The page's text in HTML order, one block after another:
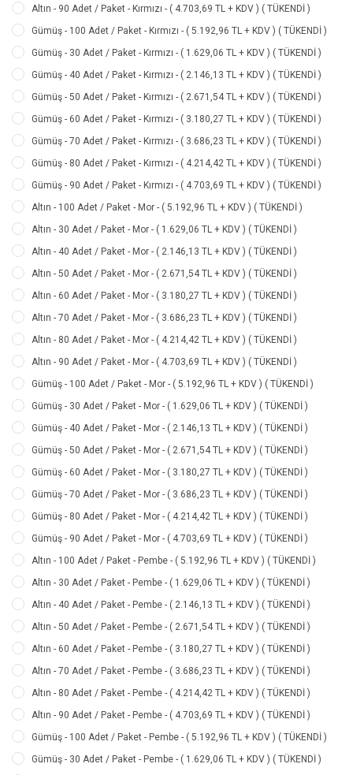
Altın - 90 Adet / Paket - Kırmızı - ( 4.703,69 TL + KDV ) ( TÜKENDİ )
Gümüş - 100 Adet / Paket - Kırmızı - ( 5.192,96 TL + KDV ) ( TÜKENDİ )
Gümüş - 30 Adet / Paket - Kırmızı - ( 1.629,06 TL + KDV ) ( TÜKENDİ )
Gümüş - 40 Adet / Paket - Kırmızı - ( 2.146,13 TL + KDV ) ( TÜKENDİ )
Gümüş - 50 Adet / Paket - Kırmızı - ( 2.671,54 TL + KDV ) ( TÜKENDİ )
Gümüş - 60 Adet / Paket - Kırmızı - ( 3.180,27 TL + KDV ) ( TÜKENDİ )
Gümüş - 70 Adet / Paket - Kırmızı - ( 3.686,23 TL + KDV ) ( TÜKENDİ )
Gümüş - 80 Adet / Paket - Kırmızı - ( 4.214,42 TL + KDV ) ( TÜKENDİ )
Gümüş - 90 Adet / Paket - Kırmızı - ( 4.703,69 TL + KDV ) ( TÜKENDİ )
Altın - 100 Adet / Paket - Mor - ( 5.192,96 TL + KDV ) ( TÜKENDİ )
Altın - 30 Adet / Paket - Mor - ( 1.629,06 TL + KDV ) ( TÜKENDİ )
Altın - 40 Adet / Paket - Mor - ( 2.146,13 TL + KDV ) ( TÜKENDİ )
Altın - 50 Adet / Paket - Mor - ( 2.671,54 TL + KDV ) ( TÜKENDİ )
Altın - 60 Adet / Paket - Mor - ( 3.180,27 TL + KDV ) ( TÜKENDİ )
Altın - 70 Adet / Paket - Mor - ( 3.686,23 TL + KDV ) ( TÜKENDİ )
Altın - 80 Adet / Paket - Mor - ( 4.214,42 TL + KDV ) ( TÜKENDİ )
Altın - 90 Adet / Paket - Mor - ( 4.703,69 TL + KDV ) ( TÜKENDİ )
Gümüş - 100 Adet / Paket - Mor - ( 5.192,96 TL + KDV ) ( TÜKENDİ )
Gümüş - 30 Adet / Paket - Mor - ( 1.629,06 TL + KDV ) ( TÜKENDİ )
Gümüş - 40 Adet / Paket - Mor - ( 2.146,13 TL + KDV ) ( TÜKENDİ )
Gümüş - 50 Adet / Paket - Mor - ( 2.671,54 TL + KDV ) ( TÜKENDİ )
Gümüş - 60 Adet / Paket - Mor - ( 3.180,27 TL + KDV ) ( TÜKENDİ )
Gümüş - 70 Adet / Paket - Mor - ( 3.686,23 TL + KDV ) ( TÜKENDİ )
Gümüş - 80 Adet / Paket - Mor - ( 4.214,42 TL + KDV ) ( TÜKENDİ )
Gümüş - 90 Adet / Paket - Mor - ( 4.703,69 TL + KDV ) ( TÜKENDİ )
Altın - 100 Adet / Paket - Pembe - ( 5.192,96 TL + KDV ) ( TÜKENDİ )
Altın - 30 Adet / Paket - Pembe - ( 1.629,06 TL + KDV ) ( TÜKENDİ )
Altın - 40 Adet / Paket - Pembe - ( 2.146,13 TL + KDV ) ( TÜKENDİ )
Altın - 50 Adet / Paket - Pembe - ( 2.671,54 TL + KDV ) ( TÜKENDİ )
Altın - 60 Adet / Paket - Pembe - ( 3.180,27 TL + KDV ) ( TÜKENDİ )
Altın - 70 Adet / Paket - Pembe - ( 3.686,23 TL + KDV ) ( TÜKENDİ )
Altın - 80 Adet / Paket - Pembe - ( 4.214,42 TL + KDV ) ( TÜKENDİ )
Altın - 90 Adet / Paket - Pembe - ( 4.703,69 TL + KDV ) ( TÜKENDİ )
Gümüş - 100 Adet / Paket - Pembe - ( 5.192,96 TL + KDV ) ( TÜKENDİ )
Gümüş - 30 Adet / Paket - Pembe - ( 1.629,06 TL + KDV ) ( TÜKENDİ )